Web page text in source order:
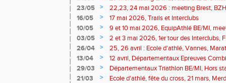
23/05
>
22,23, 24 mai 2026 : meeting Brest,
16/05
>
17 mai 2026, Trails et Interclubs
10/05
>
9 et 10 mai 2026, EquipAthlé BE/MI,
marathon de la Loire
03/05 >
2 et 3 mai 2026, 1er tour des Interclubs,
traversée de la Baie
26/04 >
25, 26 avril : Ecole d'athlé, Vannes,
Isle
13/04 >
12 avril, Départementaux Epreuves
marathon de Paris
29/03 >
Départementaux Triathlon BE/MI, Hors
21/03
>
Ecole d'athlé, fête du cross, 21 mars,